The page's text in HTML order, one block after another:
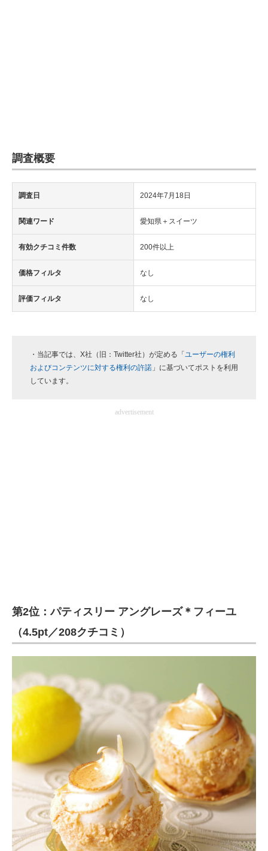
調査概要
調査日 2024年7月18日
関連ワード 愛知県＋スイーツ
有効クチコミ件数 200件以上
価格フィルタ なし
評価フィルタ なし
・当記事では、X社（旧：Twitter社）が定める「 ユーザーの権利
およびコンテンツに対する権利の許諾 」に基づいてポストを利用
しています。
advertisement
第2位：パティスリー アングレーズ＊フィーユ
（4.5pt／208クチコミ）